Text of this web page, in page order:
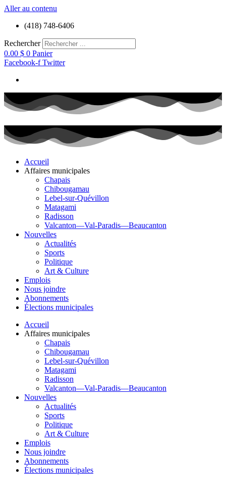
Aller au contenu
(418) 748-6406
Rechercher
0.00 $ 0 Panier
Facebook-f Twitter
Accueil
Affaires municipales
Chapais
Chibougamau
Lebel-sur-Quévillon
Matagami
Radisson
Valcanton—Val-Paradis—Beaucanton
Nouvelles
Actualités
Sports
Politique
Art & Culture
Emplois
Nous joindre
Abonnements
Élections municipales
Accueil
Affaires municipales
Chapais
Chibougamau
Lebel-sur-Quévillon
Matagami
Radisson
Valcanton—Val-Paradis—Beaucanton
Nouvelles
Actualités
Sports
Politique
Art & Culture
Emplois
Nous joindre
Abonnements
Élections municipales